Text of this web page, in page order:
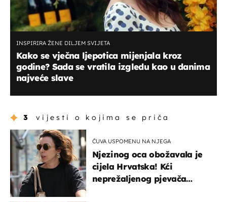
INSPIRIRA ŽENE DILJEM SVIJETA
Kako se vječna ljepotica mijenjala kroz
godine? Sada se vratila izgledu kao u danima
najveće slave
3 vijesti o kojima se priča
ČUVA USPOMENU NA NJEGA
Njezinog oca obožavala je
cijela Hrvatska! Kći
neprežaljenog pjevača